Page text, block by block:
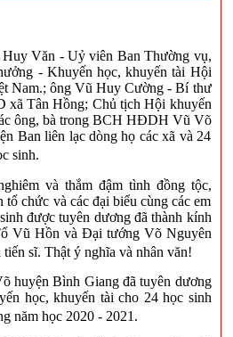
Văn -Uỷ viên Ban Thường vụ,
- Khuyến học, khuyến tài Hội
Nam.; ông Vũ Huy Cường-Bí thư
xã Tân Hồng; Chủ tịchHội khuyến
ông, bà trong BCH HĐDH Vũ Võ
Ban liên lạc dòng họ các xã và 24
sinh.
và thắm đậm tình đồng tộc,
tổ chức và các đại biểu cùng các em
được tuyên dương đã thành kính
Vũ Hồn và Đại tướng Võ Nguyên
tiến sĩ. Thật ý nghĩa và nhân văn!
õhuyện Bình Giang đã tuyên dương
học, khuyến tài cho 24 học sinh
năm học 2020 - 2021.